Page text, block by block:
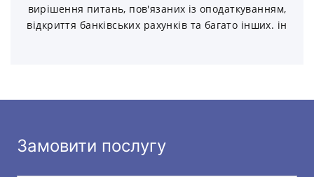
вирішення питань, пов'язаних із оподаткуванням,
відкриття банківських рахунків та багато інших. ін
Замовити послугу